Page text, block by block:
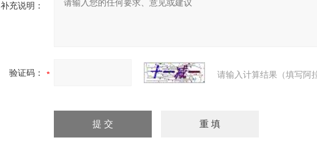
补充说明：
验证码： 请输入计算结果（填写阿